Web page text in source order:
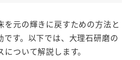
を元の輝きに戻すための方法と
です。以下では、大理石研磨の
ついて解説します。